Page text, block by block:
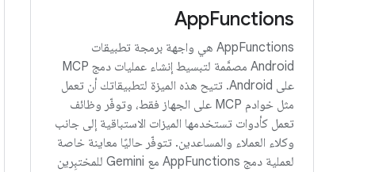
AppFunctions
‫AppFunctions هي واجهة برمجة تطبيقات
Android مصمَّمة لتبسيط إنشاء عمليات دمج MCP
على Android. تتيح هذه الميزة لتطبيقاتك أن تعمل
مثل خوادم MCP على الجهاز فقط، وتوفّر وظائف
تعمل كأدوات تستخدمها الميزات الاستباقية إلى جانب
وكلاء العملاء والمساعدين. تتوفّر حاليًا معاينة خاصة
لعملية دمج AppFunctions مع Gemini للمختبِرين